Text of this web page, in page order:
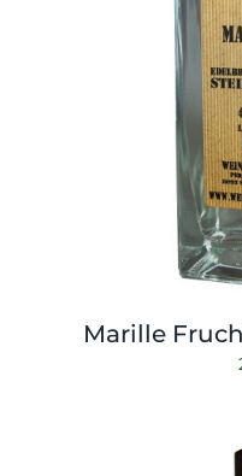
Marille